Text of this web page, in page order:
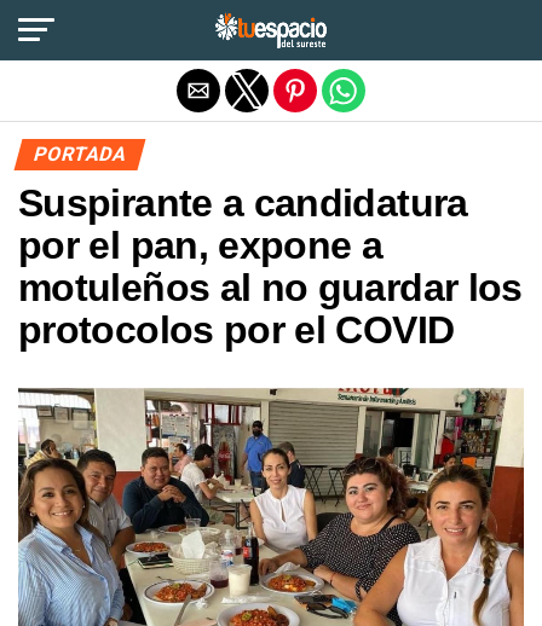
PORTADA
Suspirante a candidatura
por el pan, expone a
motuleños al no guardar los
protocolos por el COVID
Salir de la versión móvil